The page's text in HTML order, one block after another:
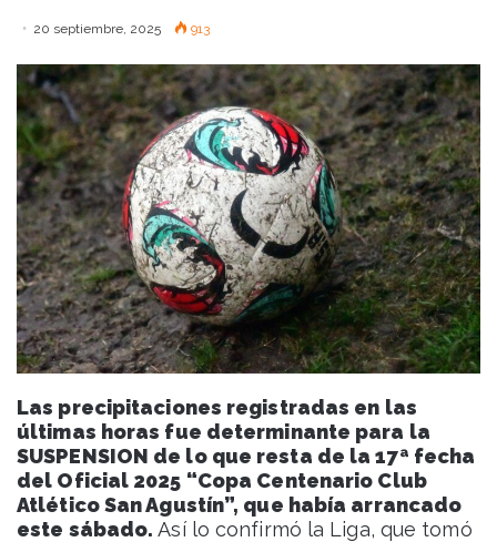
20 septiembre, 2025 913
Las precipitaciones registradas en las
últimas horas fue determinante para la
SUSPENSION de lo que resta de la 17ª fecha
del Oficial 2025 “Copa Centenario Club
Atlético San Agustín”, que había arrancado
este sábado. Así lo confirmó la Liga, que tomó